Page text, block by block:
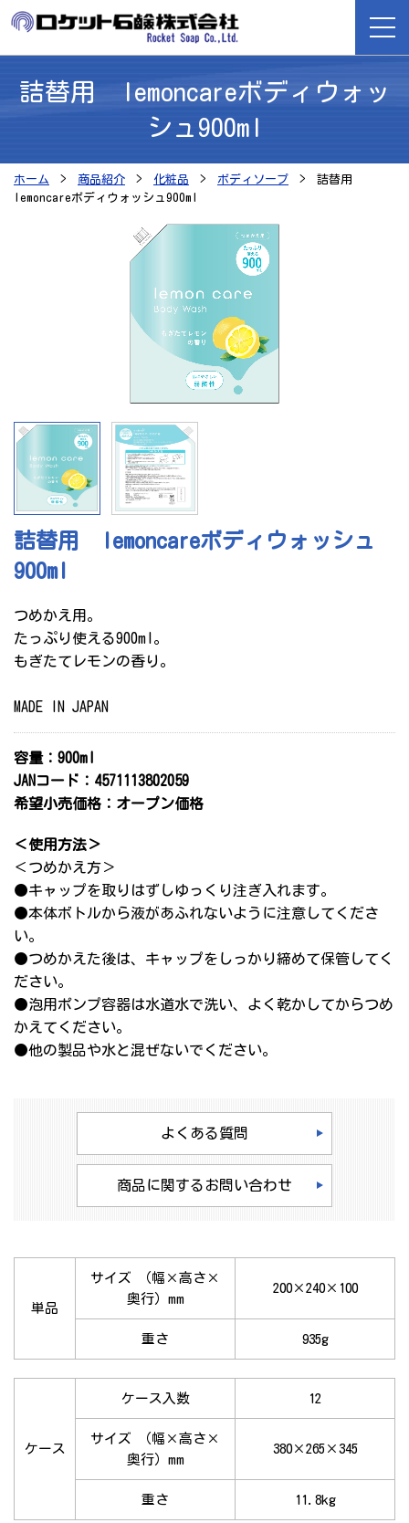
ホーム
ロケット石鹸が選ばれる理由
サイトマップ
個人情報保護方針
OEM商品の生産をご検討中のお客さま
小売り・卸売業のみなさま
エオリア
詰替用 lemoncareボディウォッ
シュ900ml
ホーム 商品紹介 化粧品 ボディソープ
詰替用
lemoncareボディウォッシュ900ml
詰替用 lemoncareボディウォッシュ
900ml
つめかえ用。
たっぷり使える900ml。
もぎたてレモンの香り。
MADE IN JAPAN
容量：900ml
JANコード：4571113802059
希望小売価格：オープン価格
＜使用方法＞
＜つめかえ方＞
●キャップを取りはずしゆっくり注ぎ入れます。
●本体ボトルから液があふれないように注意してくださ
い。
●つめかえた後は、キャップをしっかり締めて保管してく
ださい。
●泡用ポンプ容器は水道水で洗い、よく乾かしてからつめ
かえてください。
●他の製品や水と混ぜないでください。
よくある質問
商品に関するお問い合わせ
単品
サイズ （幅×高さ×
奥行）mm
200×240×100
重さ 935g
ケース
ケース入数 12
サイズ （幅×高さ×
奥行）mm
380×265×345
重さ 11.8kg